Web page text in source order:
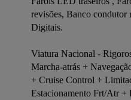
revisões, Banco
Digitais.
Viatura Nacional -
Marcha-atrás +
+ Cruise Control +
Estacionamento Frt/Atr +